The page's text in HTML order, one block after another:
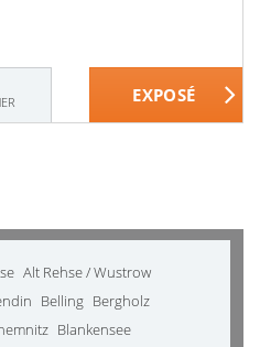
Alt Rehse / Wustrow
Belling Bergholz
Blankensee